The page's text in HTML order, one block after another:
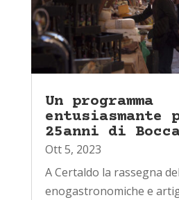
Un programma
entusiasmante
25anni di
Ott 5, 2023
A Certaldo la rassegna
enogastronomiche e